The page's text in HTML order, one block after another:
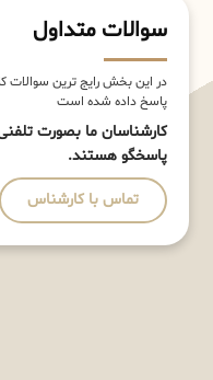
سوالات متداول
در این بخش رایج ترین سوالات
پاسخ داده شده است
پاسخگو هستند.
تماس با کارشناس